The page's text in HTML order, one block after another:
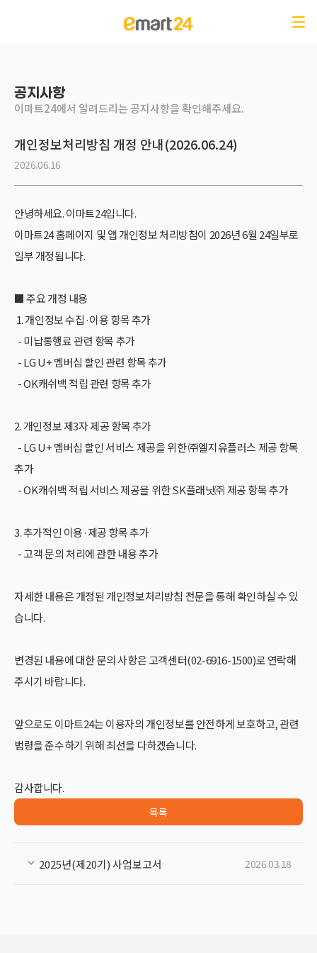
공지사항-이마트24에서 알려드리는 공지사항을 확인해주세요.
공지사항
이마트24에서 알려드리는 공지사항을 확인해주세요.
개인정보처리방침 개정 안내(2026.06.24)
2026.06.16
안녕하세요. 이마트24입니다.
이마트24 홈페이지 및 앱 개인정보 처리방침이 2026년 6월 24일부로
일부 개정됩니다.
■ 주요 개정 내용
1. 개인정보 수집·이용 항목 추가
- 미납통행료 관련 항목 추가
- LG U+ 멤버십 할인 관련 항목 추가
- OK캐쉬백 적립 관련 항목 추가
2. 개인정보 제3자 제공 항목 추가
- LG U+ 멤버십 할인 서비스 제공을 위한 ㈜엘지유플러스 제공 항목
추가
- OK캐쉬백 적립 서비스 제공을 위한 SK플래닛㈜ 제공 항목 추가
3. 추가적인 이용·제공 항목 추가
- 고객 문의 처리에 관한 내용 추가
자세한 내용은 개정된 개인정보처리방침 전문을 통해 확인하실 수 있
습니다.
변경된 내용에 대한 문의 사항은 고객센터(02-6916-1500)로 연락해
주시기 바랍니다.
앞으로도 이마트24는 이용자의 개인정보를 안전하게 보호하고, 관련
법령을 준수하기 위해 최선을 다하겠습니다.
감사합니다.
목록
2025년(제20기) 사업보고서 2026.03.18